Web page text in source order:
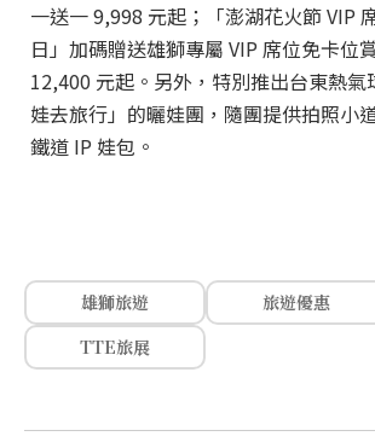
一送一 9,998 元起；「澎湖花火節 VIP
日」加碼贈送雄獅專屬 VIP 席位免卡位
12,400 元起。另外，特別推出台東熱氣
娃去旅行」的曬娃團，隨團提供拍照小
鐵道 IP 娃包。
雄獅旅遊
旅遊優惠
TTE旅展